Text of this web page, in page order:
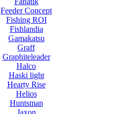
Feeder Concept
Fishing ROI
Fishlandia
Gamakatsu
Graff
Graphiteleader
Halco
Haski light
Hearty Rise
Helios
Huntsman